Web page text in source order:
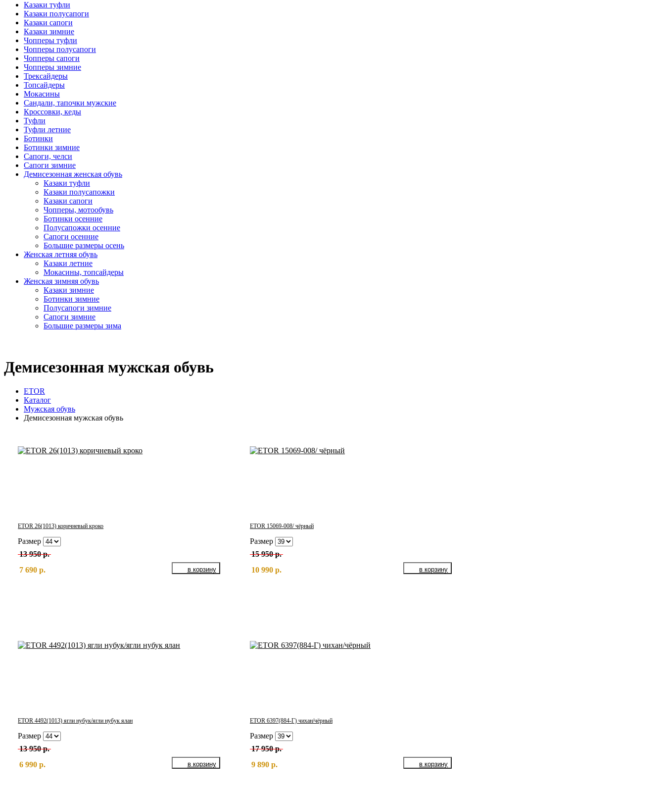
Казаки туфли
Казаки полусапоги
Казаки сапоги
Казаки зимние
Чопперы туфли
Чопперы полусапоги
Чопперы сапоги
Чопперы зимние
Трексайдеры
Топсайдеры
Мокасины
Сандали, тапочки мужские
Кроссовки, кеды
Туфли
Туфли летние
Ботинки
Ботинки зимние
Сапоги, челси
Сапоги зимние
Демисезонная женская обувь
Казаки туфли
Казаки полусапожки
Казаки сапоги
Чопперы, мотообувь
Ботинки осенние
Полусапожки осенние
Сапоги осенние
Большие размеры осень
Женская летняя обувь
Казаки летние
Мокасины, топсайдеры
Женская зимняя обувь
Казаки зимние
Ботинки зимние
Полусапоги зимние
Сапоги зимние
Большие размеры зима
Демисезонная мужская обувь
ETOR
Каталог
Мужская обувь
Демисезонная мужская обувь
ETOR 26(1013) коричневый кроко
Размер
13 950 р.
7 690 р.
ETOR 15069-008/ чёрный
Размер
15 950 р.
10 990 р.
ETOR 4492(1013) ягли нубук/ягли нубук ялан
Размер
13 950 р.
6 990 р.
ETOR 6397(884-Г) чихан/чёрный
Размер
17 950 р.
9 890 р.